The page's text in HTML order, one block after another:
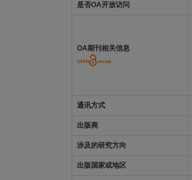
是否OA开放访问
OA期刊相关信息
通讯方式
出版商
涉及的研究方向
出版国家或地区